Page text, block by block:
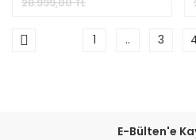
1 .. 3
E-Bülten'e